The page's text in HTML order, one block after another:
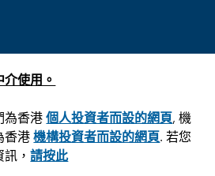
使用。
為香港個人投資者而設的網頁, 機
香港機構投資者而設的網頁. 若您
， 請按此
：值得留意的11